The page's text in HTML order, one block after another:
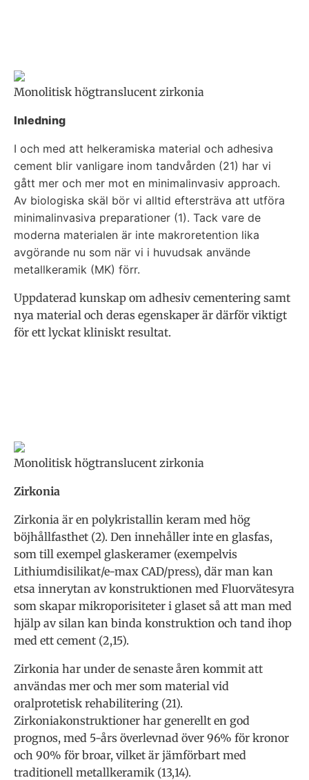
Monolitisk högtranslucent zirkonia
Inledning
I och med att helkeramiska material och adhesiva
cement blir vanligare inom tandvården (21) har vi
gått mer och mer mot en minimalinvasiv approach.
Av biologiska skäl bör vi alltid eftersträva att utföra
minimalinvasiva preparationer (1). Tack vare de
moderna materialen är inte makroretention lika
avgörande nu som när vi i huvudsak använde
metallkeramik (MK) förr.
Uppdaterad kunskap om adhesiv cementering samt
nya material och deras egenskaper är därför viktigt
för ett lyckat kliniskt resultat.
Monolitisk högtranslucent zirkonia
Zirkonia
Zirkonia är en polykristallin keram med hög
böjhållfasthet (2). Den innehåller inte en glasfas,
som till exempel glaskeramer (exempelvis
Lithiumdisilikat/e-max CAD/press), där man kan
etsa innerytan av konstruktionen med Fluorvätesyra
som skapar mikroporisiteter i glaset så att man med
hjälp av silan kan binda konstruktion och tand ihop
med ett cement (2,15).
Zirkonia har under de senaste åren kommit att
användas mer och mer som material vid
oralprotetisk rehabilitering (21).
Zirkoniakonstruktioner har generellt en god
prognos, med 5-års överlevnad över 96% för kronor
och 90% för broar, vilket är jämförbart med
traditionell metallkeramik (13,14).